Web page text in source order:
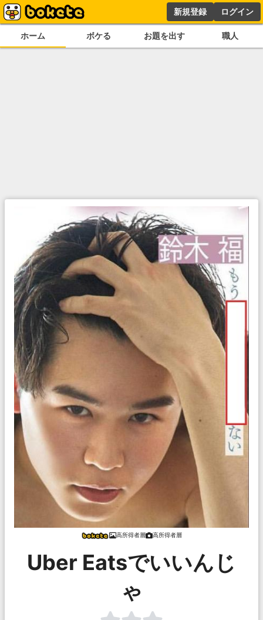
新規登録 ログイン
ホーム ボケる お題を出す 職人
高所得者層 高所得者層
Uber Eatsでいいんじ
ゃ